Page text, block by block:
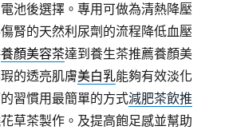
牌
最
有
效
的
壯
陽
池後選擇。專用可做為清熱降壓
腎的天然利尿劑的流程降低血壓
養顏美容茶達到養生茶推薦養顏美
的透亮肌膚美白乳能夠有效淡化
習慣用最簡單的方式減肥茶飲推
草茶製作。及提高飽足感並幫助